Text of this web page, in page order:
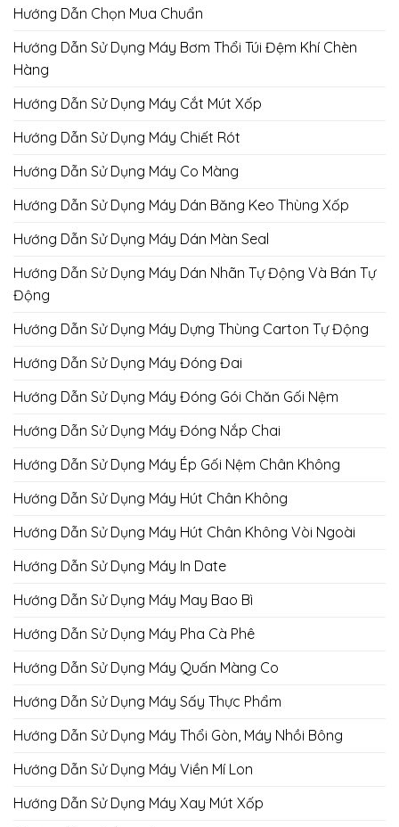
Hướng Dẫn Chọn Mua Chuẩn
Hướng Dẫn Sử Dụng Máy Bơm Thổi Túi Đệm Khí Chèn
Hàng
Hướng Dẫn Sử Dụng Máy Cắt Mút Xốp
Hướng Dẫn Sử Dụng Máy Chiết Rót
Hướng Dẫn Sử Dụng Máy Co Màng
Hướng Dẫn Sử Dụng Máy Dán Băng Keo Thùng Xốp
Hướng Dẫn Sử Dụng Máy Dán Màn Seal
Hướng Dẫn Sử Dụng Máy Dán Nhãn Tự Động Và Bán Tự
Động
Hướng Dẫn Sử Dụng Máy Dựng Thùng Carton Tự Động
Hướng Dẫn Sử Dụng Máy Đóng Đai
Hướng Dẫn Sử Dụng Máy Đóng Gói Chăn Gối Nệm
Hướng Dẫn Sử Dụng Máy Đóng Nắp Chai
Hướng Dẫn Sử Dụng Máy Ép Gối Nệm Chân Không
Hướng Dẫn Sử Dụng Máy Hút Chân Không
Hướng Dẫn Sử Dụng Máy Hút Chân Không Vòi Ngoài
Hướng Dẫn Sử Dụng Máy In Date
Hướng Dẫn Sử Dụng Máy May Bao Bì
Hướng Dẫn Sử Dụng Máy Pha Cà Phê
Hướng Dẫn Sử Dụng Máy Quấn Màng Co
Hướng Dẫn Sử Dụng Máy Sấy Thực Phẩm
Hướng Dẫn Sử Dụng Máy Thổi Gòn, Máy Nhồi Bông
Hướng Dẫn Sử Dụng Máy Viền Mí Lon
Hướng Dẫn Sử Dụng Máy Xay Mút Xốp